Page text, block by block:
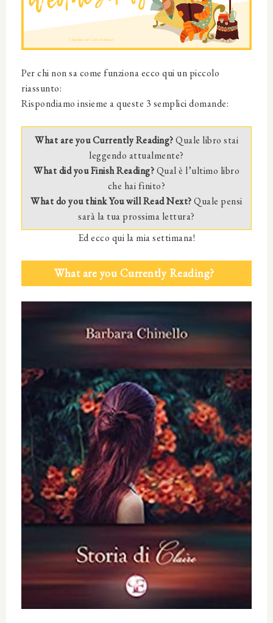
Per chi non sa come funziona ecco qui un piccolo
riassunto:
Rispondiamo insieme a queste 3 semplici domande:
What are you Currently Reading?Quale libro stai
leggendo attualmente?
What did you Finish Reading?Qual è l’ultimo libro
che hai finito?
What do you think You will Read Next?Quale pensi
sarà la tua prossima lettura?
Ed ecco qui la mia settimana!
What are you Currently Reading?